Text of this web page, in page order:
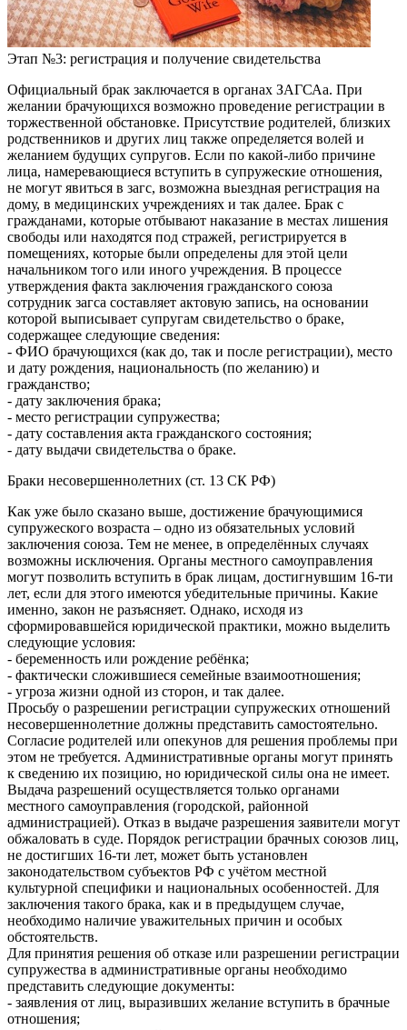
Этап №3: регистрация и получение свидетельства
Официальный брак заключается в органах ЗАГСАа. При
желании брачующихся возможно проведение регистрации в
торжественной обстановке. Присутствие родителей, близких
родственников и других лиц также определяется волей и
желанием будущих супругов. Если по какой-либо причине
лица, намеревающиеся вступить в супружеские отношения,
не могут явиться в загс, возможна выездная регистрация на
дому, в медицинских учреждениях и так далее. Брак с
гражданами, которые отбывают наказание в местах лишения
свободы или находятся под стражей, регистрируется в
помещениях, которые были определены для этой цели
начальником того или иного учреждения. В процессе
утверждения факта заключения гражданского союза
сотрудник загса составляет актовую запись, на основании
которой выписывает супругам свидетельство о браке,
содержащее следующие сведения:
- ФИО брачующихся (как до, так и после регистрации), место
и дату рождения, национальность (по желанию) и
гражданство;
- дату заключения брака;
- место регистрации супружества;
- дату составления акта гражданского состояния;
- дату выдачи свидетельства о браке.
Браки несовершеннолетних (ст. 13 СК РФ)
Как уже было сказано выше, достижение брачующимися
супружеского возраста – одно из обязательных условий
заключения союза. Тем не менее, в определённых случаях
возможны исключения. Органы местного самоуправления
могут позволить вступить в брак лицам, достигнувшим 16-ти
лет, если для этого имеются убедительные причины. Какие
именно, закон не разъясняет. Однако, исходя из
сформировавшейся юридической практики, можно выделить
следующие условия:
- беременность или рождение ребёнка;
- фактически сложившиеся семейные взаимоотношения;
- угроза жизни одной из сторон, и так далее.
Просьбу о разрешении регистрации супружеских отношений
несовершеннолетние должны представить самостоятельно.
Согласие родителей или опекунов для решения проблемы при
этом не требуется. Административные органы могут принять
к сведению их позицию, но юридической силы она не имеет.
Выдача разрешений осуществляется только органами
местного самоуправления (городской, районной
администрацией). Отказ в выдаче разрешения заявители могут
обжаловать в суде. Порядок регистрации брачных союзов лиц,
не достигших 16-ти лет, может быть установлен
законодательством субъектов РФ с учётом местной
культурной специфики и национальных особенностей. Для
заключения такого брака, как и в предыдущем случае,
необходимо наличие уважительных причин и особых
обстоятельств.
Для принятия решения об отказе или разрешении регистрации
супружества в административные органы необходимо
представить следующие документы:
- заявления от лиц, выразивших желание вступить в брачные
отношения;